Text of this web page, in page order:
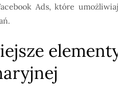
Ads, które